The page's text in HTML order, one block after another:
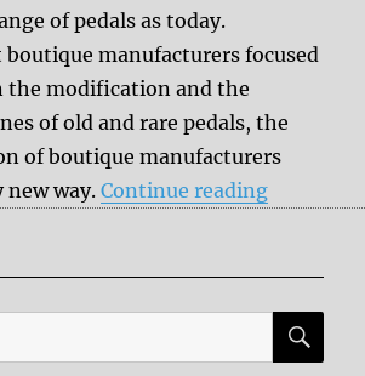
of pedals as today.
manufacturers focused
the modification and the
of old and rare pedals, the
of boutique manufacturers
new way.Continue reading